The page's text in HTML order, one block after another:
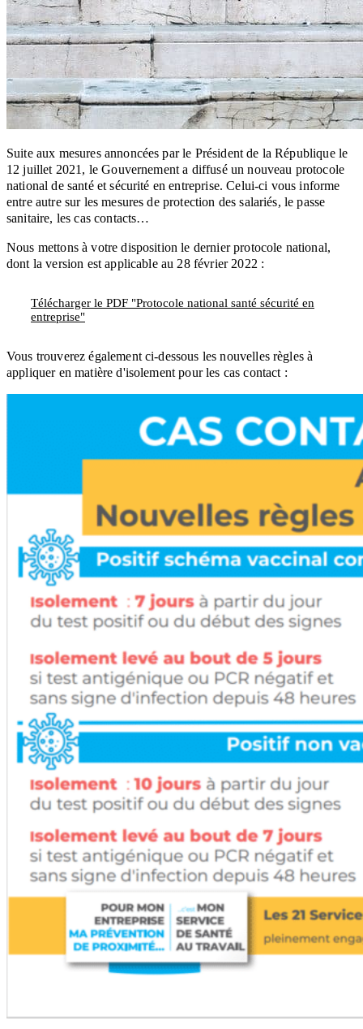
Suite aux mesures annoncées par le Président de la République le
12 juillet 2021, le Gouvernement a diffusé un nouveau protocole
national de santé et sécurité en entreprise. Celui-ci vous informe
entre autre sur les mesures de protection des salariés, le passe
sanitaire, les cas contacts…
Nous mettons à votre disposition le dernier protocole national,
dont la version est applicable au 28 février 2022 :
Télécharger le PDF "Protocole national santé sécurité en
entreprise"
Vous trouverez également ci-dessous les nouvelles règles à
appliquer en matière d'isolement pour les cas contact :